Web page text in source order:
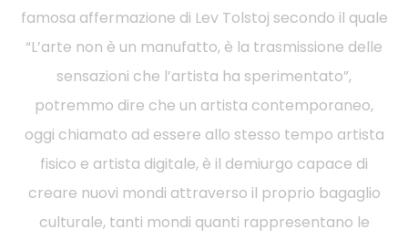
famosa affermazione di Lev Tolstoj secondo il quale
“L’arte non è un manufatto, è la trasmissione delle
sensazioni che l’artista ha sperimentato”,
potremmo dire che un artista contemporaneo,
oggi chiamato ad essere allo stesso tempo artista
fisico e artista digitale, è il demiurgo capace di
creare nuovi mondi attraverso il proprio bagaglio
culturale, tanti mondi quanti rappresentano le